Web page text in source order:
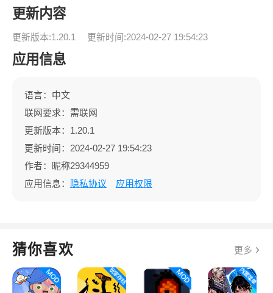
更新内容
更新版本:1.20.1 更新时间:2024-02-27 19:54:23
应用信息
语言：中文
联网要求：需联网
更新版本：1.20.1
更新时间：2024-02-27 19:54:23
作者：昵称29344959
应用信息：
隐私协议 应用权限
猜你喜欢 更多